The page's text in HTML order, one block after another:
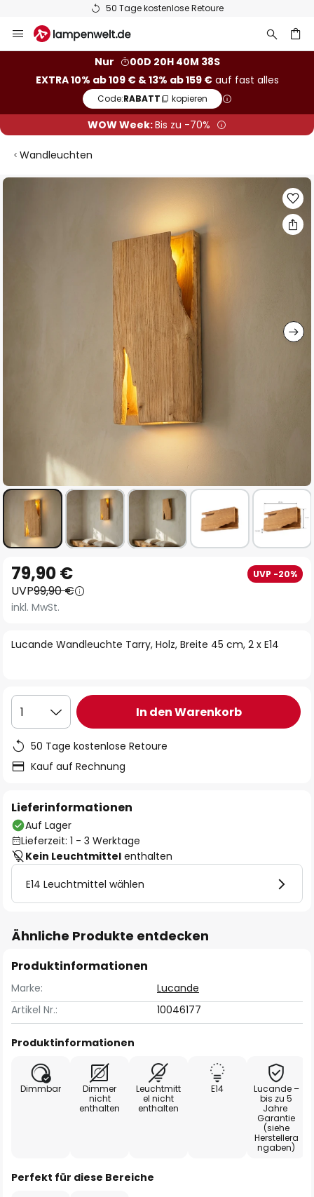
50 Tage kostenlose Retoure
Inhalt
Nur
00D 20H 40M 37S
EXTRA 10% ab 109 € & 13% ab 159 €auf fast alles
Code:RABATT kopieren
WOW Week:Bis zu -70%
Wandleuchten
Zum
Anfang
der
Bildgalerie
Lucande Wandleuchte Tarry, Holz, Breite 45 cm, 2 x E14
79,90 € UVP -20%
UVP99,90 €
inkl. MwSt.
1 In den Warenkorb
50 Tage kostenlose Retoure
Kauf auf Rechnung
Lieferinformationen
Auf Lager
Lieferzeit: 1 - 3 Werktage
Kein Leuchtmittel enthalten
E14 Leuchtmittel wählen
Ähnliche Produkte entdecken
Produktinformationen
Marke:
Lucande
Artikel Nr.:
10046177
Produktinformationen
Dimmbar
Dimmer
nicht
enthalten
Leuchtmitt
el nicht
enthalten
E14
Lucande –
bis zu 5
Jahre
Garantie
(siehe
Herstellera
ngaben)
Perfekt für diese Bereiche